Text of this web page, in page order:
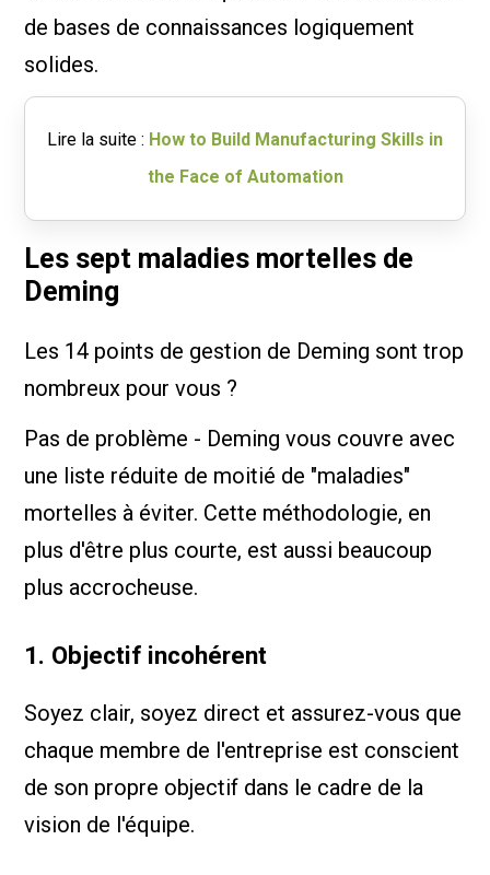
de bases de connaissances logiquement
solides.
Lire la suite : How to Build Manufacturing Skills in
the Face of Automation
Les sept maladies mortelles de
Deming
Les 14 points de gestion de Deming sont trop
nombreux pour vous ?
Pas de problème - Deming vous couvre avec
une liste réduite de moitié de "maladies"
mortelles à éviter. Cette méthodologie, en
plus d'être plus courte, est aussi beaucoup
plus accrocheuse.
1. Objectif incohérent
Soyez clair, soyez direct et assurez-vous que
chaque membre de l'entreprise est conscient
de son propre objectif dans le cadre de la
vision de l'équipe.